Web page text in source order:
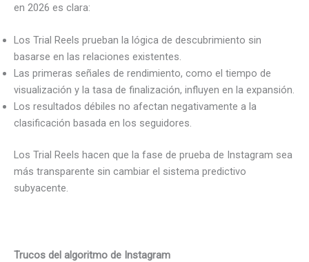
en 2026 es clara:
Los Trial Reels prueban la lógica de descubrimiento sin
basarse en las relaciones existentes.
Las primeras señales de rendimiento, como el tiempo de
visualización y la tasa de finalización, influyen en la expansión.
Los resultados débiles no afectan negativamente a la
clasificación basada en los seguidores.
Los Trial Reels hacen que la fase de prueba de Instagram sea
más transparente sin cambiar el sistema predictivo
subyacente.
Trucos del algoritmo de Instagram